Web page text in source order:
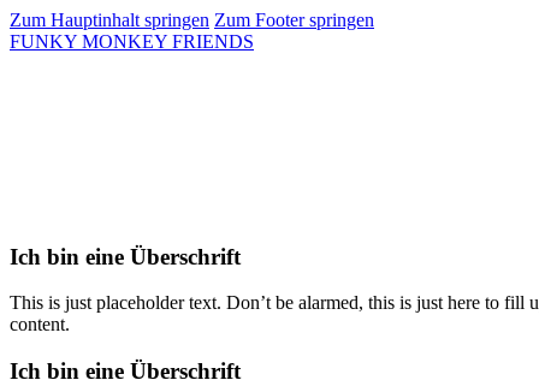
Zum Hauptinhalt springen Zum Footer springen
FUNKY MONKEY FRIENDS
Ich bin eine Überschrift
This is just placeholder text. Don’t be alarmed, this is just here to
content.
Ich bin eine Überschrift